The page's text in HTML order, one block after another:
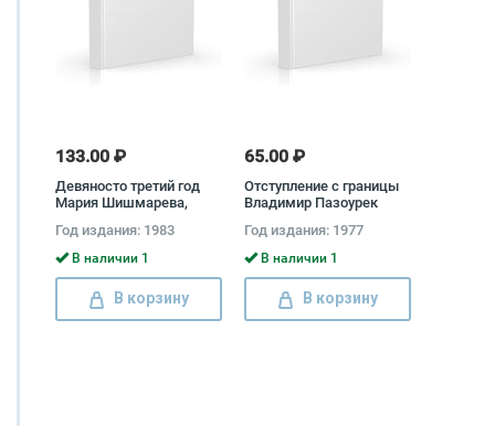
133.00 ₽
Девяносто третий год
Мария Шишмарева,
Год издания: 1983
В наличии 1
В корзину
65.00 ₽
Отступление с границы
Владимир Пазоурек
Год издания: 1977
В наличии 1
В корзину